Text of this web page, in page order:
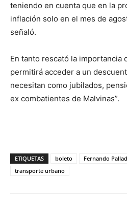
teniendo en cuenta que en la
inflación solo en el mes de
señaló.
En tanto rescató la importancia
permitirá acceder a un
necesitan como jubilados,
ex combatientes de Malvinas”.
ETIQUETAS boleto Fernando
transporte urbano